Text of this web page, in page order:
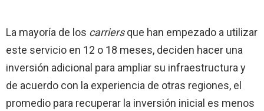
La mayoría de los carriersque han empezado a utilizar
este servicio en 12 o 18 meses, deciden hacer una
inversión adicional para ampliar su infraestructura y
de acuerdo con la experiencia de otras regiones, el
promedio para recuperar la inversión inicial es menos